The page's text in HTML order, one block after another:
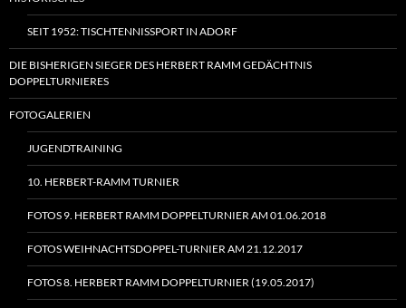
SEIT 1952: TISCHTENNISSPORT IN ADORF
DIE BISHERIGEN SIEGER DES HERBERT RAMM GEDÄCHTNIS
DOPPELTURNIERES
FOTOGALERIEN
JUGENDTRAINING
10. HERBERT-RAMM TURNIER
FOTOS 9. HERBERT RAMM DOPPELTURNIER AM 01.06.2018
FOTOS WEIHNACHTSDOPPEL-TURNIER AM 21.12.2017
FOTOS 8. HERBERT RAMM DOPPELTURNIER (19.05.2017)